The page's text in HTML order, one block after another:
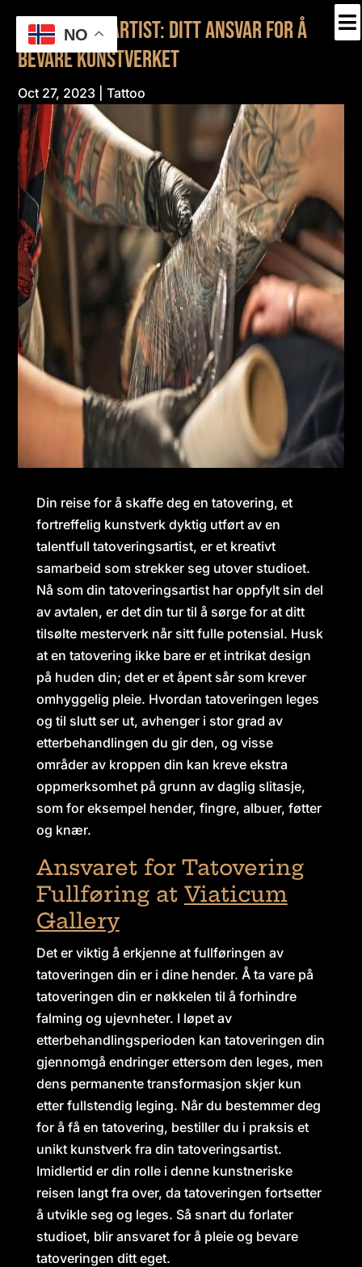

Tatovering Artist: Ditt Ansvar for Å
Bevare Kunstverket
Oct 27, 2023 |Tattoo
Din reise for å skaffe deg en tatovering, et
fortreffelig kunstverk dyktig utført av en
talentfull tatoveringsartist, er et kreativt
samarbeid som strekker seg utover studioet.
Nå som din tatoveringsartist har oppfylt sin del
av avtalen, er det din tur til å sørge for at ditt
tilsølte mesterverk når sitt fulle potensial. Husk
at en tatovering ikke bare er et intrikat design
på huden din; det er et åpent sår som krever
omhyggelig pleie. Hvordan tatoveringen leges
og til slutt ser ut, avhenger i stor grad av
etterbehandlingen du gir den, og visse
områder av kroppen din kan kreve ekstra
oppmerksomhet på grunn av daglig slitasje,
som for eksempel hender, fingre, albuer, føtter
og knær.
Ansvaret for Tatovering
Fullføring at Viaticum
Gallery
Det er viktig å erkjenne at fullføringen av
tatoveringen din er i dine hender. Å ta vare på
tatoveringen din er nøkkelen til å forhindre
falming og ujevnheter. I løpet av
etterbehandlingsperioden kan tatoveringen din
gjennomgå endringer ettersom den leges, men
dens permanente transformasjon skjer kun
etter fullstendig leging. Når du bestemmer deg
for å få en tatovering, bestiller du i praksis et
unikt kunstverk fra din tatoveringsartist.
Imidlertid er din rolle i denne kunstneriske
reisen langt fra over, da tatoveringen fortsetter
å utvikle seg og leges. Så snart du forlater
studioet, blir ansvaret for å pleie og bevare
tatoveringen ditt eget.
NO